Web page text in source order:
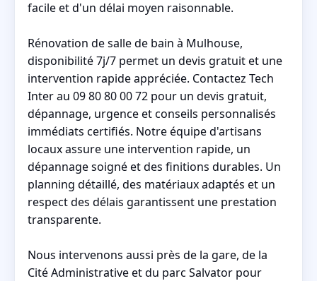
facile et d'un délai moyen raisonnable.
Rénovation de salle de bain à Mulhouse,
disponibilité 7j/7 permet un devis gratuit et une
intervention rapide appréciée. Contactez Tech
Inter au 09 80 80 00 72 pour un devis gratuit,
dépannage, urgence et conseils personnalisés
immédiats certifiés. Notre équipe d'artisans
locaux assure une intervention rapide, un
dépannage soigné et des finitions durables. Un
planning détaillé, des matériaux adaptés et un
respect des délais garantissent une prestation
transparente.
Nous intervenons aussi près de la gare, de la
Cité Administrative et du parc Salvator pour